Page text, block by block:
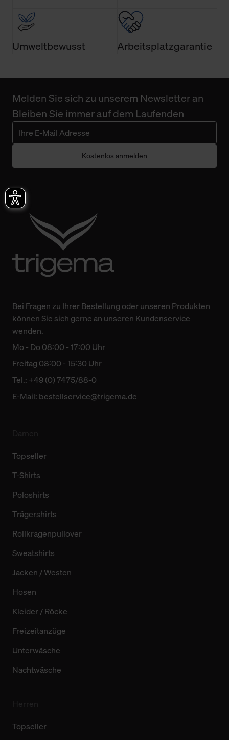
Umweltbewusst Arbeitsplatzgarantie
Melden Sie sich zu unserem Newsletter an
Bleiben Sie immer auf dem Laufenden
Kostenlos anmelden
Bei Fragen zu Ihrer Bestellung oder unseren Produkten
können Sie sich gerne an unseren Kundenservice
wenden.
Mo - Do 08:00 - 17:00 Uhr
Freitag 08:00 - 15:30 Uhr
Tel.: +49 (0) 7475/88-0
E-Mail: bestellservice@trigema.de
Topseller
T-Shirts
Poloshirts
Trägershirts
Rollkragenpullover
Sweatshirts
Jacken / Westen
Hosen
Kleider / Röcke
Freizeitanzüge
Unterwäsche
Nachtwäsche
Topseller